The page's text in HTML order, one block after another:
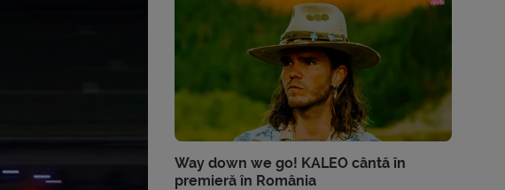
Way down we go! KALEO cântă în
premieră în România